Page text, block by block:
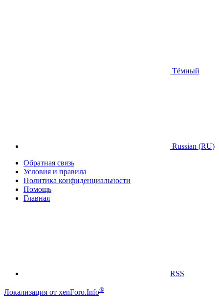
Тёмный
Russian (RU)
Обратная связь
Условия и правила
Политика конфиденциальности
Помощь
Главная
RSS
Локализация от xenForo.Info®